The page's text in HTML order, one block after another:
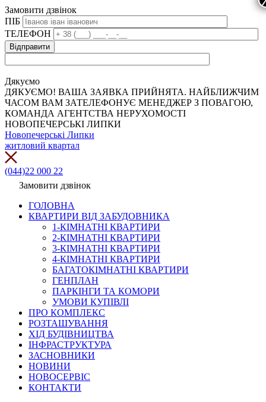
Замовити дзвінок
ПІБ
ТЕЛЕФОН
Дякуємо
ДЯКУЄМО! ВАША ЗАЯВКА ПРИЙНЯТА. НАЙБЛИЖЧИМ
ЧАСОМ ВАМ ЗАТЕЛЕФОНУЄ МЕНЕДЖЕР З ПОВАГОЮ,
КОМАНДА АГЕНТСТВА НЕРУХОМОСТІ
НОВОПЕЧЕРСЬКІ ЛИПКИ
Новопечерські Липки
житловий квартал
(044)22 000 22
Замовити дзвінок
ГОЛОВНА
КВАРТИРИ ВІД ЗАБУДОВНИКА
1-КІМНАТНІ КВАРТИРИ
2-КІМНАТНІ КВАРТИРИ
3-КІМНАТНІ КВАРТИРИ
4-КІМНАТНІ КВАРТИРИ
БАГАТОКІМНАТНІ КВАРТИРИ
ГЕНПЛАН
ПАРКІНГИ ТА КОМОРИ
УМОВИ КУПІВЛІ
ПРО КОМПЛЕКС
РОЗТАШУВАННЯ
ХІД БУДІВНИЦТВА
ІНФРАСТРУКТУРА
ЗАСНОВНИКИ
НОВИНИ
НОВОСЕРВІС
КОНТАКТИ